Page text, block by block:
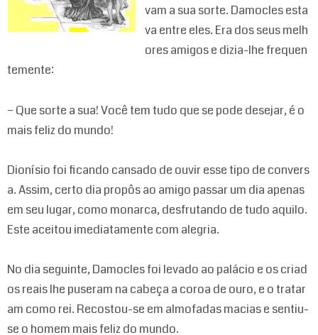
vam a sua sorte. Damocles esta
va entre eles. Era dos seus melh
ores amigos e dizia-lhe frequen
temente:
– Que sorte a sua! Você tem tudo que se pode desejar, é o
mais feliz do mundo!
Dionísio foi ficando cansado de ouvir esse tipo de convers
a. Assim, certo dia propôs ao amigo passar um dia apenas
em seu lugar, como monarca, desfrutando de tudo aquilo.
Este aceitou imediatamente com alegria.
No dia seguinte, Damocles foi levado ao palácio e os criad
os reais lhe puseram na cabeça a coroa de ouro, e o tratar
am como rei. Recostou-se em almofadas macias e sentiu-
se o homem mais feliz do mundo.